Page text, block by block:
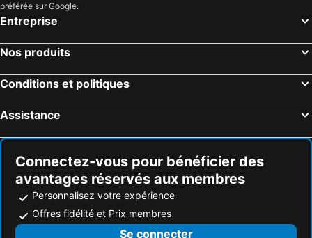
préférée sur Google.
Entreprise
Nos produits
Conditions et politiques
Assistance
Connectez-vous pour bénéficier des
avantages réservés aux membres
Personnalisez votre expérience
Offres fidélité et Prix membres
Se connecter